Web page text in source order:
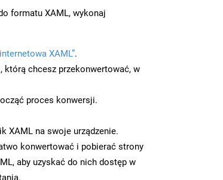
formatu XAML, wykonaj
XAML”.
którą chcesz przekonwertować, w
proces konwersji.
XAML na swoje urządzenie.
konwertować i pobierać strony
aby uzyskać do nich dostęp w